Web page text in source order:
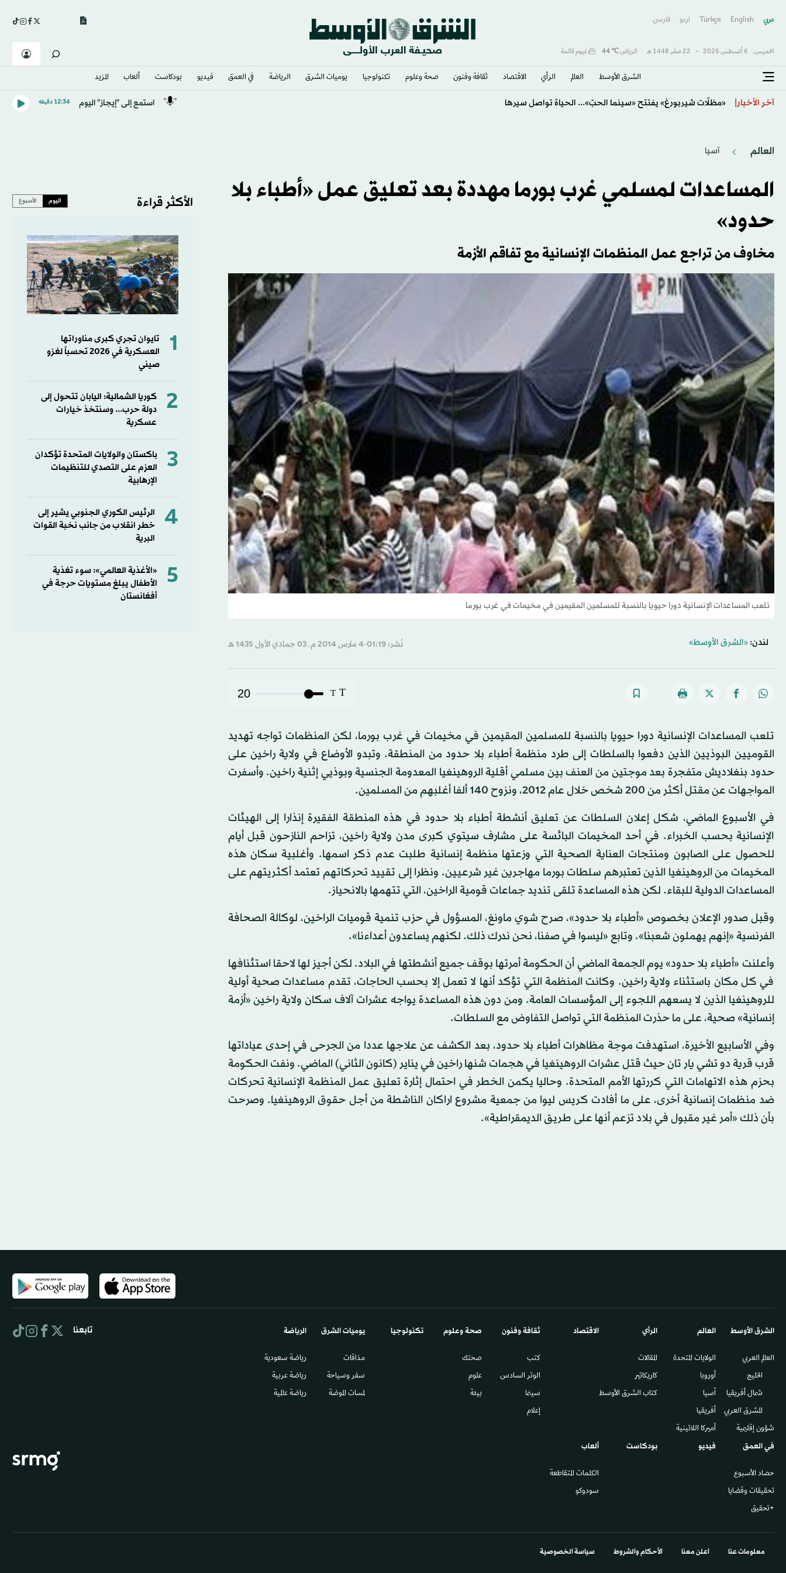
عربي English
Türkçe اردو فارسى
الخميس, 6 أغسطس 2026 - 22 صفَر 1448 هـ الرياض℃
44 غيوم قاتمة
الشرق الأوسط​ العالم الرأي الاقتصاد ثقافة وفنون صحة وعلوم تكنولوجيا يوميات الشرق​ الرياضة في العمق فيديو بودكاست ألعاب المزيد
آخر الأخبار استمع إلى "إيجاز" اليوم 12:34 دقيقه
العالم آسيا
المساعدات لمسلمي غرب بورما مهددة بعد تعليق عمل «أطباء بلا
حدود»
مخاوف من تراجع عمل المنظمات الإنسانية مع تفاقم الأزمة
تلعب المساعدات الإنسانية دورا حيويا بالنسبة للمسلمين المقيمين في مخيمات في غرب بورما
لندن: «الشرق الأوسط» نُشر: 01:19-4 مارس 2014 م ـ 03 جمادي الأول 1435 هـ
T
T
20
تلعب المساعدات الإنسانية دورا حيويا بالنسبة للمسلمين المقيمين في مخيمات في غرب بورما، لكن المنظمات تواجه تهديد
القوميين البوذيين الذين دفعوا بالسلطات إلى طرد منظمة أطباء بلا حدود من المنطقة. وتبدو الأوضاع في ولاية راخين على
حدود بنغلاديش متفجرة بعد موجتين من العنف بين مسلمي أقلية الروهينغيا المعدومة الجنسية وبوذيي إثنية راخين. وأسفرت
المواجهات عن مقتل أكثر من 200 شخص خلال عام 2012، ونزوح 140 ألفا أغلبهم من المسلمين.
في الأسبوع الماضي، شكل إعلان السلطات عن تعليق أنشطة أطباء بلا حدود في هذه المنطقة الفقيرة إنذارا إلى الهيئات
الإنسانية بحسب الخبراء. في أحد المخيمات البائسة على مشارف سيتوي كبرى مدن ولاية راخين، تزاحم النازحون قبل أيام
للحصول على الصابون ومنتجات العناية الصحية التي وزعتها منظمة إنسانية طلبت عدم ذكر اسمها. وأغلبية سكان هذه
المخيمات من الروهينغيا الذين تعتبرهم سلطات بورما مهاجرين غير شرعيين. ونظرا إلى تقييد تحركاتهم تعتمد أكثريتهم على
المساعدات الدولية للبقاء. لكن هذه المساعدة تلقى تنديد جماعات قومية الراخين، التي تتهمها بالانحياز.
وقبل صدور الإعلان بخصوص «أطباء بلا حدود»، صرح شوي ماونغ، المسؤول في حزب تنمية قوميات الراخين، لوكالة الصحافة
الفرنسية «إنهم يهملون شعبنا». وتابع «ليسوا في صفنا، نحن ندرك ذلك. لكنهم يساعدون أعداءنا».
وأعلنت «أطباء بلا حدود» يوم الجمعة الماضي أن الحكومة أمرتها بوقف جميع أنشطتها في البلاد. لكن أجيز لها لاحقا استئنافها
في كل مكان باستثناء ولاية راخين. وكانت المنظمة التي تؤكد أنها لا تعمل إلا بحسب الحاجات، تقدم مساعدات صحية أولية
للروهينغيا الذين لا يسعهم اللجوء إلى المؤسسات العامة. ومن دون هذه المساعدة يواجه عشرات آلاف سكان ولاية راخين «أزمة
إنسانية» صحية، على ما حذرت المنظمة التي تواصل التفاوض مع السلطات.
وفي الأسابيع الأخيرة، استهدفت موجة مظاهرات أطباء بلا حدود، بعد الكشف عن علاجها عددا من الجرحى في إحدى عياداتها
قرب قرية دو تشي يار تان حيث قتل عشرات الروهينغيا في هجمات شنها راخين في يناير (كانون الثاني) الماضي. ونفت الحكومة
بحزم هذه الاتهامات التي كررتها الأمم المتحدة. وحاليا يكمن الخطر في احتمال إثارة تعليق عمل المنظمة الإنسانية تحركات
ضد منظمات إنسانية أخرى، على ما أفادت كريس ليوا من جمعية مشروع اراكان الناشطة من أجل حقوق الروهينغيا. وصرحت
بأن ذلك «أمر غير مقبول في بلاد تزعم أنها على طريق الديمقراطية».
الأكثر قراءة اليوم الأسبوع
1
تايوان تجري كبرى مناوراتها
العسكرية في 2026 تحسباً لغزو
صيني
2
كوريا الشمالية: اليابان تتحول إلى
دولة حرب... وسنتخذ خيارات
عسكرية
3
باكستان والولايات المتحدة تؤكدان
العزم على التصدي للتنظيمات
الإرهابية
4
الرئيس الكوري الجنوبي يشير إلى
خطر انقلاب من جانب نخبة القوات
البرية
5
«الأغذية العالمي»: سوء تغذية
الأطفال يبلغ مستويات حرجة في
أفغانستان
الشرق الأوسط​
العالم العربي
الخليج
شمال أفريقيا
المشرق العربي
شؤون إقليمية
العالم
الولايات المتحدة
أوروبا
آسيا
أفريقيا
أميركا اللاتينية
الرأي
المقالات
كاريكاتير
كتاب الشرق الأوسط
الاقتصاد ثقافة وفنون
كتب
الوتر السادس​
سينما
إعلام
صحة وعلوم
صحتك
علوم
بيئة
تكنولوجيا يوميات الشرق​
مذاقات
سفر وسياحة
لمسات الموضة
الرياضة
رياضة سعودية
رياضة عربية
رياضة عالمية
في العمق
حصاد الأسبوع
تحقيقات وقضايا
+تحقيق
فيديو بودكاست ألعاب
الكلمات المتقاطعة
سودوكو
تابعنا
معلومات عنا اعلن معنا الأحكام والشروط سياسة الخصوصية